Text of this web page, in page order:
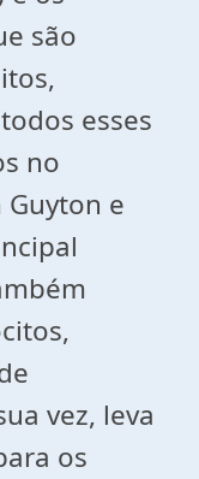
são
esses
no
e
vez, leva
os